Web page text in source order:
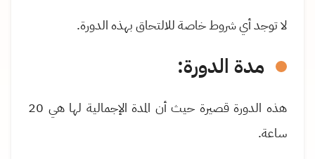
لا توجد أي شروط خاصة للالتحاق بهذه الدورة.
مدة الدورة:
هذه الدورة قصيرة حيث أن المدة الإجمالية لها هي 20
ساعة.